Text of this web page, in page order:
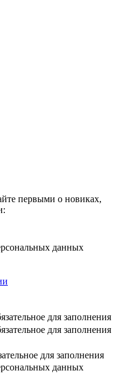
первыми о новиках,
данных
для заполнения
для заполнения
для заполнения
данных